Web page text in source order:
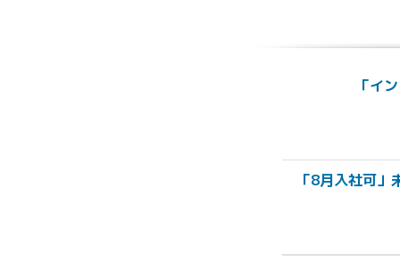
「イ
「8月入社可